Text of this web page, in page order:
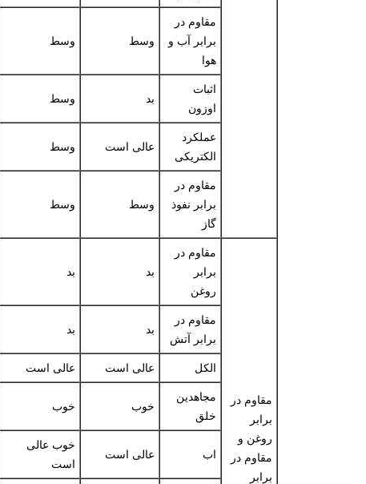
مقاوم در
برابر آب و
هوا
وسط وسط
اثبات
اوزون
بد وسط
عملکرد
الکتریکی
عالی است وسط
مقاوم در
برابر نفوذ
گاز
وسط وسط
مقاوم در
برابر
روغن و
مقاوم در
برابر
مقاوم در
برابر
روغن
بد بد
مقاوم در
برابر آتش
بد بد
الکل عالی است عالی است
مجاهدین
خلق
خوب خوب
اب عالی است
خوب عالی
است